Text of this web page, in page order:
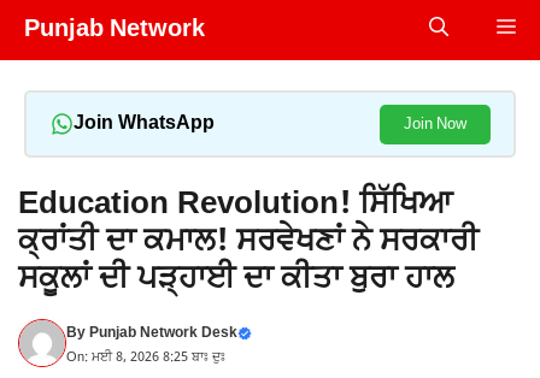
Skip
Punjab Network
Join WhatsApp Join Now
Education Revolution! ਸਿੱਖਿਆ
ਕ੍ਰਾਂਤੀ ਦਾ ਕਮਾਲ! ਸਰਵੇਖਣਾਂ ਨੇ ਸਰਕਾਰੀ
ਸਕੂਲਾਂ ਦੀ ਪੜ੍ਹਾਈ ਦਾ ਕੀਤਾ ਬੁਰਾ ਹਾਲ
ByPunjab Network Desk
On: ਮਈ 8, 2026 8:25 ਬਾਃ ਦੁਃ